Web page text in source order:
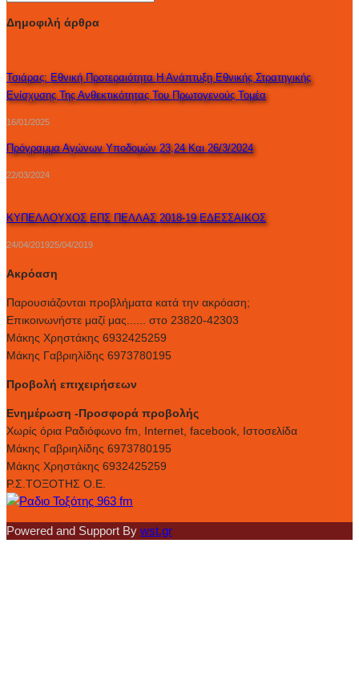
Δημοφιλή άρθρα
Τσιάρας: Εθνική Προτεραιότητα Η Ανάπτυξη Εθνικής Στρατηγικής
Ενίσχυσης Της Ανθεκτικότητας Του Πρωτογενούς Τομέα
16/01/2025
Πρόγραμμα Αγώνων Υποδομών 23,24 Και 26/3/2024
22/03/2024
ΚΥΠΕΛΛΟΥΧΟΣ ΕΠΣ ΠΕΛΛΑΣ 2018-19 ΕΔΕΣΣΑΙΚΟΣ
24/04/201925/04/2019
Ακρόαση
Παρουσιάζονται προβλήματα κατά την ακρόαση;
Επικοινωνήστε μαζί μας...... στο 23820-42303
Μάκης Χρηστάκης 6932425259
Μάκης Γαβριηλίδης 6973780195
Προβολή επιχειρήσεων
Ενημέρωση -Προσφορά προβολής
Xωρίς όρια Ραδιόφωνο fm, Internet, facebook, Ιστοσελίδα
Μάκης Γαβριηλίδης 6973780195
Μάκης Χρηστάκης 6932425259
Ρ.Σ.ΤΟΞΟΤΗΣ Ο.Ε.
Powered and Support By wst.gr